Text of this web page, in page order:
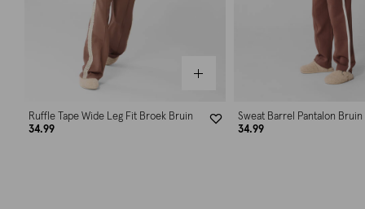
Ruffle Tape Wide Leg Fit Broek Bruin
34.99
Sweat Barrel Pantalon Bruin
34.99